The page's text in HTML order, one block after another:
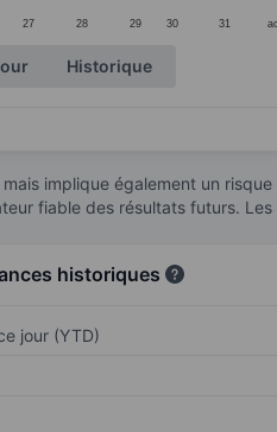
27 28 29 30 31
Historique
implique également un
fiable des résultats futurs.
historiques
jour (YTD)